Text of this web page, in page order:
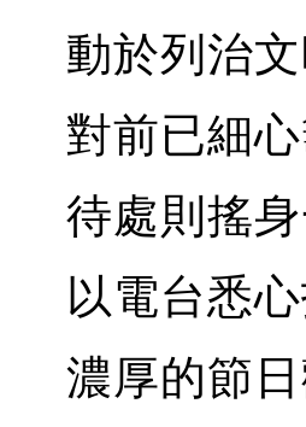
動於列治
對前已細
待處則搖
以電台悉
濃厚的節日